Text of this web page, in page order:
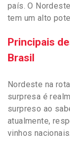
país. O
tem um alto
Principais
Brasil
Nordeste na
surpresa é
surpreso ao
atualmente,
vinhos nacionais.